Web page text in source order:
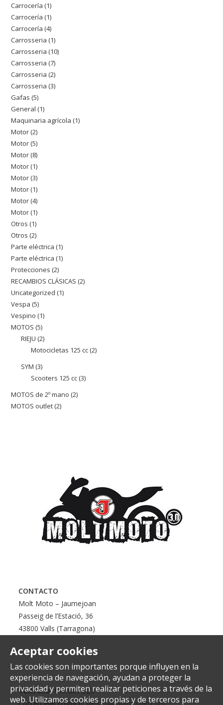
productos
Carrocería 11
producto
Carrocería 11
producto
Carrocería 44
productos
Carrosseria 11
producto
Carrosseria 1010
Carrosseria 77
productos
Carrosseria 22
productos
Carrosseria 33
Gafas 55
productos
General 11
producto
Maquinaria agrícola 11
Motor 22
productos
Motor 55
productos
Motor 88
productos
Motor 11
producto
Motor 33
productos
Motor 11
producto
Motor 44
productos
Motor 11
producto
Otros 11
producto
Otros 22
productos
Parte eléctrica 11
producto
Parte eléctrica 11
Protecciones 22
productos
RECAMBIOS CLÁSICAS 22
Uncategorized 11
Vespa 55
productos
Vespino 11
MOTOS 55
productos
RIEJU 22
productos
Motocicletas 125 cc 22
SYM 33
productos
Scooters 125 cc 33
MOTOS de 2º mano 22
MOTOS outlet 22
Aceptar cookies
Las cookies son importantes porque influyen en la
experiencia de navegación, ayudan a proteger la
privacidad y permiten realizar peticiones a través de la
web. Utilizamos cookies propias y de terceros para
CONTACTO
Molt Moto – Jaumejoan
Passeig de l’Estació, 36
43800 Valls (Tarragona)
Teléfono:977 601 323
Correo electrónico: ventes@jaumejoan.com